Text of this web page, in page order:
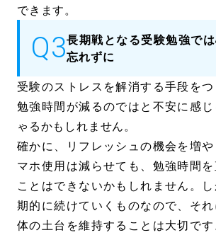
できます。
長期戦となる受験勉強で
忘れずに
受験のストレスを解消する手段をつ
勉強時間が減るのではと不安に感
ゃるかもしれません。
確かに、リフレッシュの機会を増
マホ使用は減らせても、勉強時間
ことはできないかもしれません。
期的に続けていくものなので、そ
体の土台を維持することは大切で